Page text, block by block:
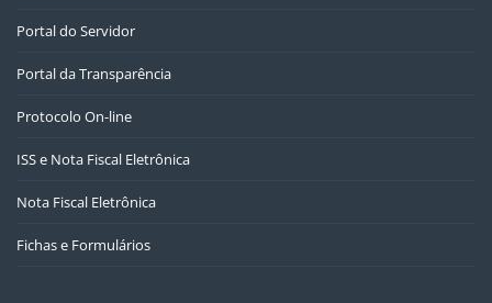
Portal do Servidor
Portal da Transparência
Protocolo On-line
ISS e Nota Fiscal Eletrônica
Nota Fiscal Eletrônica
Fichas e Formulários